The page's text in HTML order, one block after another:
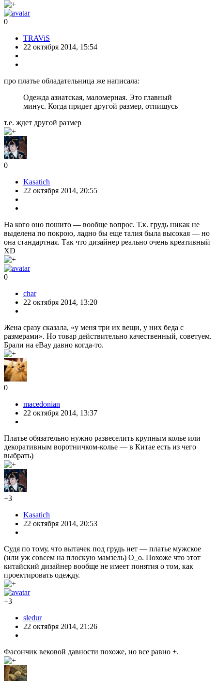
0
TRAViS
22 октября 2014, 15:54
про платье обладательница же написала:
Одежда азиатская, маломерная. Это главный
минус. Когда придет другой размер, отпишусь
т.е. ждет другой размер
0
Kasatich
22 октября 2014, 20:55
На кого оно пошито — вообще вопрос. Т.к. грудь никак не
выделена по покрою, ладно бы еще талия была высокая — но
она стандартная. Так что дизайнер реально очень креативный
XD
0
char
22 октября 2014, 13:20
Жена сразу сказала, «у меня три их вещи, у них беда с
размерами». Но товар действительно качественный, советуем.
Брали на eBay давно когда-то.
0
macedonian
22 октября 2014, 13:37
Платье обязательно нужно развеселить крупным колье или
декоративным воротничком-колье — в Китае есть из чего
выбрать)
+3
Kasatich
22 октября 2014, 20:53
Судя по тому, что вытачек под грудь нет — платье мужское
(или уж совсем на плоскую мамзель) О_о. Похоже что этот
китайский дизайнер вообще не имеет понятия о том, как
проектировать одежду.
+3
sledur
22 октября 2014, 21:26
Фасончик вековой давности похоже, но все равно +.